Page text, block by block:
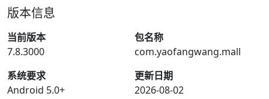
版本信息
当前版本
7.8.3000
包名称
com.yaofangwang.mall
系统要求
Android 5.0+
更新日期
2026-08-02